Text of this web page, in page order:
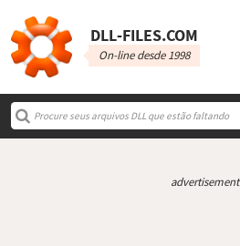
DLL‑FILES.COM
On-line desde 1998
advertisement